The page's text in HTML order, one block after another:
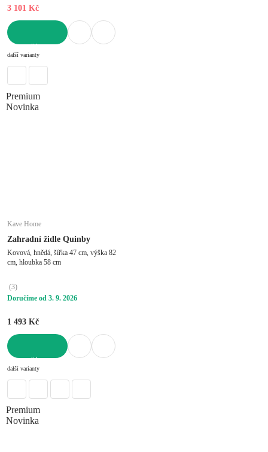
3 101 Kč
další varianty
Premium
Novinka
Kave Home
Zahradní židle Quinby
Kovová, hnědá, šířka 47 cm, výška 82
cm, hloubka 58 cm
(3)
Doručíme od 3. 9. 2026
1 493 Kč
další varianty
Premium
Novinka